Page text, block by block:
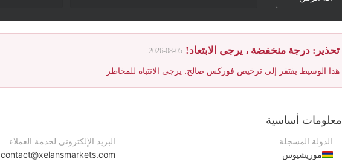
تحذير: درجة منخفضة ، يرجى الابتعاد! 2026-08-05
هذا الوسيط يفتقر إلى ترخيص فوركس صالح. يرجى الانتباه للمخاطر
معلومات أساسية
الدولة المسجلة
موريشيوس
البريد الإلكتروني لخدمة العملاء
contact@xelansmarkets.com